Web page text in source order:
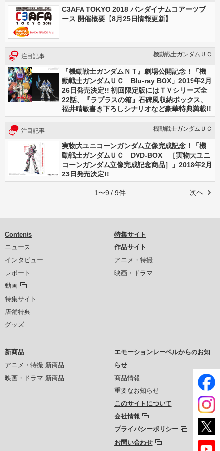
C3AFA TOKYO 2018 バンダイナムコアーツブ
ース 開催概要【8月25日情報更新】
注目記事 機動戦士ガンダムＵＣ
『機動戦士ガンダムＮＴ』劇場公開記念！「機
動戦士ガンダムＵＣ Blu-ray BOX」2019年2月
26日発売決定!! 初回限定版にはＴＶシリーズ全
22話、『ラプラスの箱』石碑風収納ボックス、
福井晴敏書き下ろしシナリオなど豪華特典満載!!
注目記事 機動戦士ガンダムＵＣ
実物大ユニコーンガンダム立像完成記念！「機
動戦士ガンダムＵＣ DVD-BOX ［実物大ユニ
コーンガンダム立像完成記念商品］」2018年2月
23日発売決定!!
次へ
1〜9 / 9件
Contents
ニュース
インタビュー
レポート
動画
特集サイト
店舗特典
グッズ
特集サイト
作品サイト
アニメ・特撮
映画・ドラマ
新商品
アニメ・特撮 新商品
映画・ドラマ 新商品
エモーションレーベルからのお知
らせ
商品情報
重要なお知らせ
このサイトについて
会社情報
プライバシーポリシー
お問い合わせ